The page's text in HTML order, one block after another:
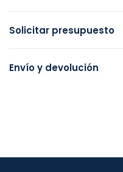
Solicitar presupuesto
Envío y devolución